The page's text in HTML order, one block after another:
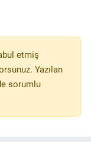
etmiş
Yazılan
sorumlu